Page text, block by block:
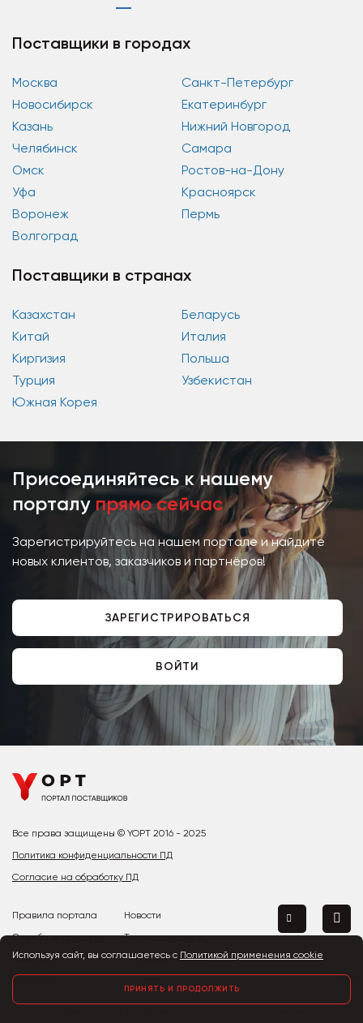
Поставщики в городах
Москва
Санкт-Петербург
Новосибирск
Екатеринбург
Казань
Нижний Новгород
Челябинск
Самара
Омск
Ростов-на-Дону
Уфа
Красноярск
Воронеж
Пермь
Волгоград
Поставщики в странах
Казахстан
Беларусь
Китай
Италия
Киргизия
Польша
Турция
Узбекистан
Южная Корея
Присоединяйтесь к нашему
порталу прямо сейчас
Зарегистрируйтесь на нашем портале и найдите
новых клиентов, заказчиков и партнёров!
ЗАРЕГИСТРИРОВАТЬСЯ
ВОЙТИ
Все права защищены © YOPT 2016 - 2025
Политика конфиденциальности ПД
Согласие на обработку ПД
Правила портала
Служба поддержки
Контакты
Новости
Топ поставщиков
Страны и города
Используя сайт, вы соглашаетесь с Политикой применения cookie
ПРИНЯТЬ И ПРОДОЛЖИТЬ